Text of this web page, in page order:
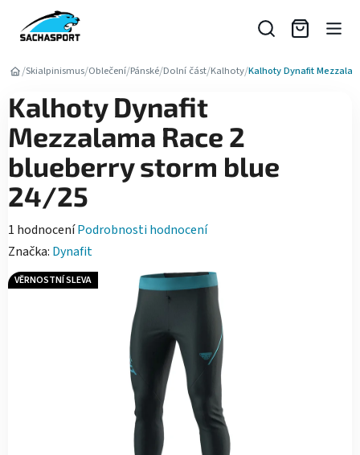
obsah
/Skialpinismus/Oblečení/Pánské/Dolní část/Kalhoty/Kalhoty Dynafit
Kalhoty Dynafit
Mezzalama Race 2
blueberry storm blue
24/25
Průměrné
hodnocení
produktu
je
1 hodnoceníPodrobnosti hodnocení
Značka: Dynafit
VĚRNOSTNÍ SLEVA